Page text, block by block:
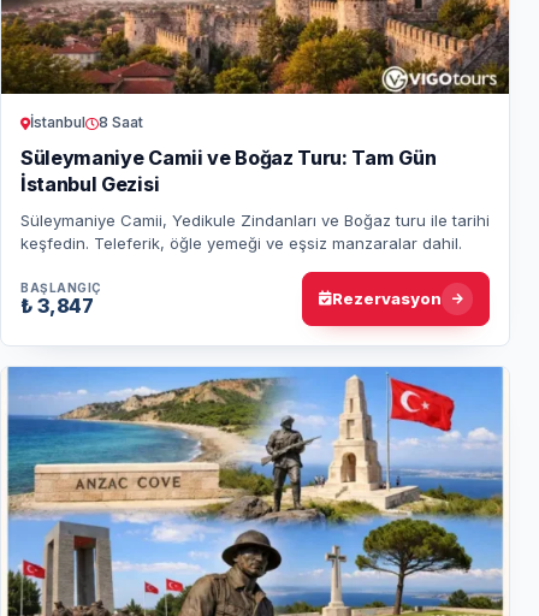
İstanbul 8 Saat
Süleymaniye Camii ve Boğaz Turu: Tam Gün
İstanbul Gezisi
Süleymaniye Camii, Yedikule Zindanları ve Boğaz turu ile tarihi
keşfedin. Teleferik, öğle yemeği ve eşsiz manzaralar dahil.
BAŞLANGIÇ
₺ 3,847 Rezervasyon